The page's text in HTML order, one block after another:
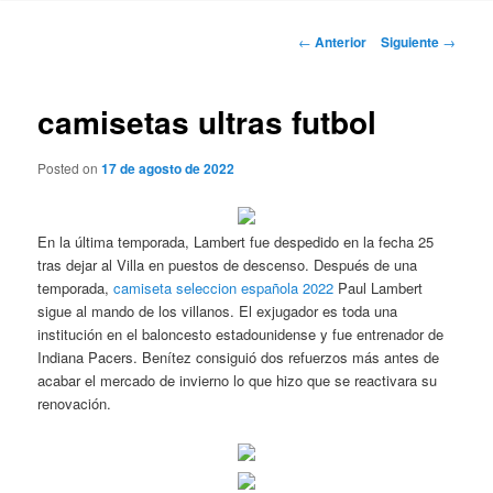
Navegación
← Anterior Siguiente →
camisetas ultras futbol
Posted on17 de agosto de 2022
En la última temporada, Lambert fue despedido en la fecha 25
tras dejar al Villa en puestos de descenso. Después de una
temporada,camiseta seleccion española 2022 Paul Lambert
sigue al mando de los villanos. El exjugador es toda una
institución en el baloncesto estadounidense y fue entrenador de
Indiana Pacers. Benítez consiguió dos refuerzos más antes de
acabar el mercado de invierno lo que hizo que se reactivara su
renovación.